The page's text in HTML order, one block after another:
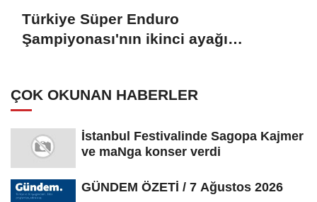
Türkiye Süper Enduro
Şampiyonası'nın ikinci ayağı
ÇOK OKUNAN HABERLER
İstanbul Festivalinde Sagopa Kajmer
ve maNga konser verdi
GÜNDEM ÖZETİ / 7 Ağustos 2026